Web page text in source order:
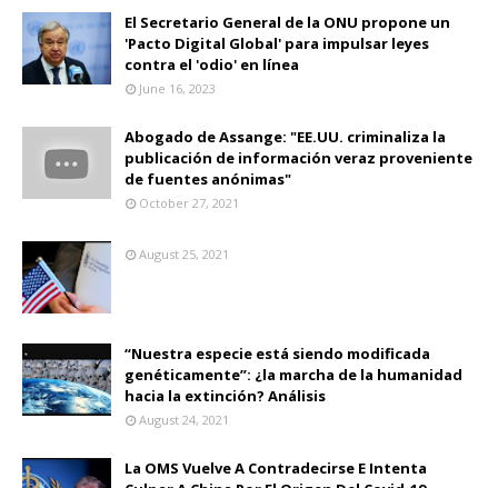
El Secretario General de la ONU propone un
'Pacto Digital Global' para impulsar leyes
contra el 'odio' en línea
June 16, 2023
Abogado de Assange: "EE.UU. criminaliza la
publicación de información veraz proveniente
de fuentes anónimas"
October 27, 2021
August 25, 2021
“Nuestra especie está siendo modificada
genéticamente”: ¿la marcha de la humanidad
hacia la extinción? Análisis
August 24, 2021
La OMS Vuelve A Contradecirse E Intenta